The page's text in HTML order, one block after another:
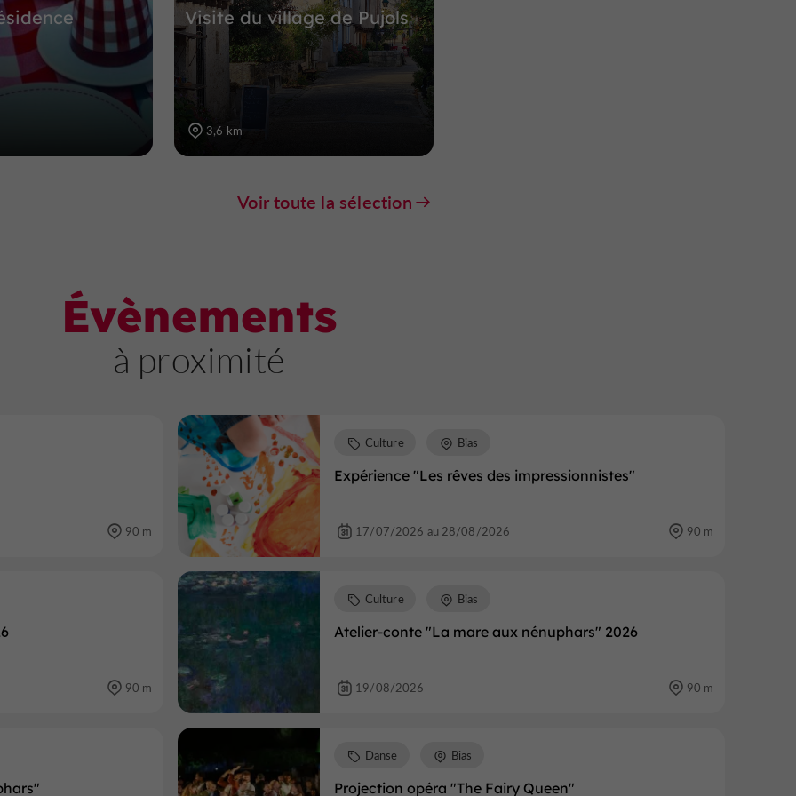
Visite du village de Pujols
3,6 km
Voir toute la sélection
Évènements
à proximité
90 m
Expérience "Les rêves des impressionnistes"
Culture Bias
17/07/2026 au 28/08/2026 90 m
90 m
Atelier-conte "La mare aux nénuphars" 2026
Culture Bias
19/08/2026 90 m
Projection opéra "The Fairy Queen"
Danse Bias